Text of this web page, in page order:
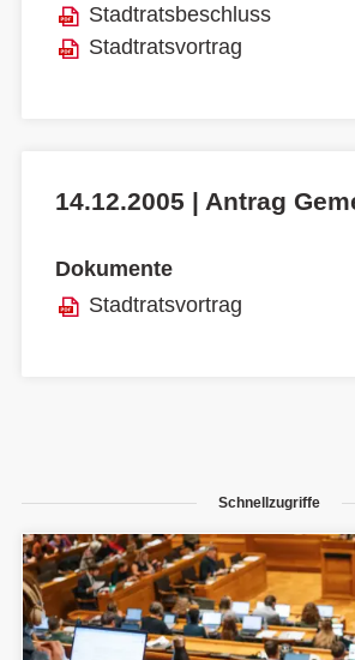
Stadtratsbeschluss
Stadtratsvortrag
14.12.2005 | Antrag
Dokumente
Stadtratsvortrag
Schnellzugriffe